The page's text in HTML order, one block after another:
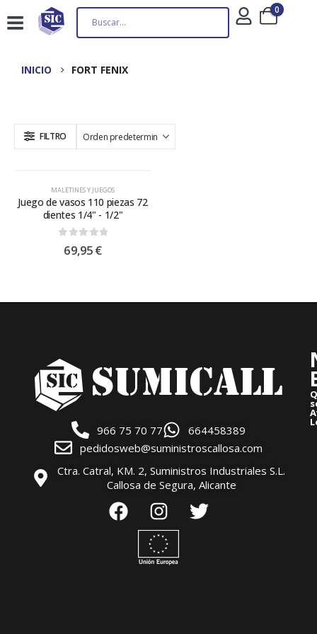
0
INICIO FORT FENIX
FILTRO
MALETINES Y JUEGOS
Juego de vasos 110 piezas 72
dientes 1/4" - 1/2"
out of 5
69,95€
966 75 70 77
664458389
pedidosweb@suministroscallosa.com
Ctra. Catral, KM. 2, Suministros Industriales S.L.
Callosa de Segura, Alicante